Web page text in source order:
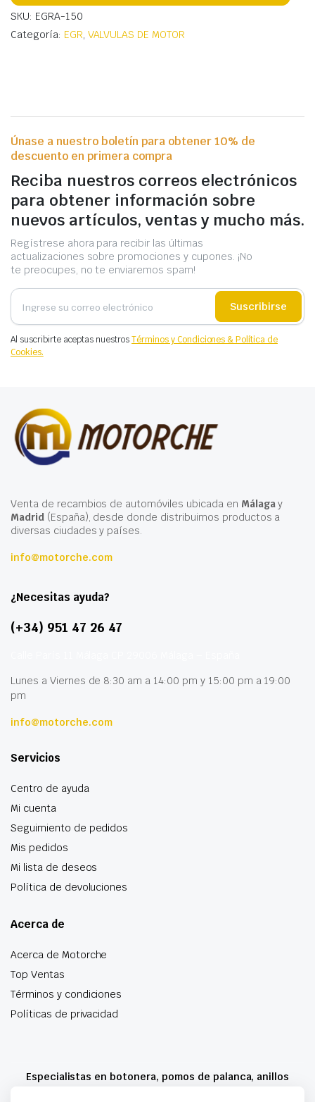
SKU: EGRA-150
Categoría: EGR, VALVULAS DE MOTOR
Únase a nuestro boletín para obtener 10% de
descuento en primera compra
Reciba nuestros correos electrónicos
para obtener información sobre
nuevos artículos, ventas y mucho más.
Regístrese ahora para recibir las últimas
actualizaciones sobre promociones y cupones. ¡No
te preocupes, no te enviaremos spam!
Suscribirse
Al suscribirte aceptas nuestrosTérminos y Condiciones & Política de
Cookies.
Venta de recambios de automóviles ubicada en Málagay
Madrid(España), desde donde distribuimos productos a
diversas ciudades y países.
info@motorche.com
¿Necesitas ayuda?
(+34) 951 47 26 47
Lunes a Viernes de 8:30 am a 14:00 pm y 15:00 pm a 19:00
pm
info@motorche.com
Servicios
Centro de ayuda
Mi cuenta
Seguimiento de pedidos
Mis pedidos
Mi lista de deseos
Política de devoluciones
Acerca de
Acerca de Motorche
Top Ventas
Términos y condiciones
Políticas de privacidad
Especialistas en botonera, pomos de palanca, anillos